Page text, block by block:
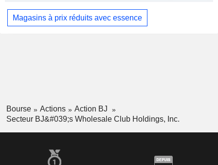
Magasins à prix réduits avec essence
Bourse Actions
Action BJ
Secteur BJ&#039;s Wholesale Club Holdings, Inc.